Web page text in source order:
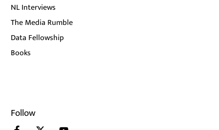
NL Interviews
The Media Rumble
Data Fellowship
Books
Follow